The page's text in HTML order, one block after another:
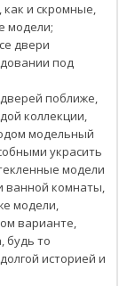
и скромные,
модели;
двери
под
поближе,
коллекции,
модельный
украсить
модели
ванной комнаты,
модели,
варианте,
будь то
историей и